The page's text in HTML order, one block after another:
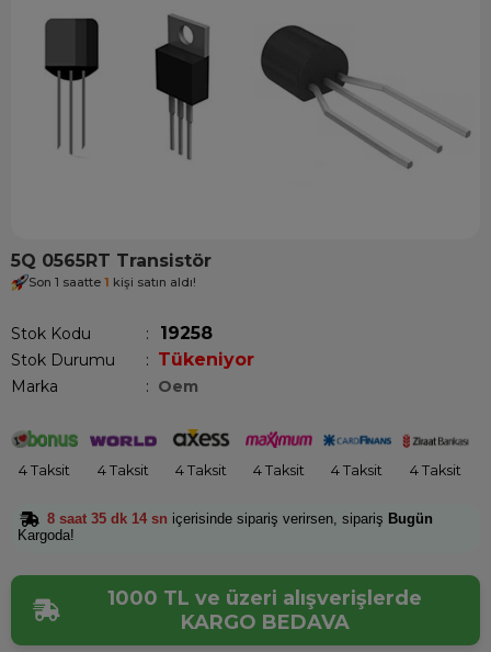
5Q 0565RT Transistör
Son 1 saatte 1 kişi satın aldı!
Stok Kodu 19258
Stok Durumu : Tükeniyor
Marka : Oem
4 Taksit 4 Taksit 4 Taksit 4 Taksit 4 Taksit 4 Taksit
8 saat 35 dk 13 sn içerisinde sipariş verirsen, sipariş Bugün
Kargoda!
1000 TL ve üzeri alışverişlerde
KARGO BEDAVA